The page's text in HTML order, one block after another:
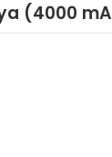
(4000